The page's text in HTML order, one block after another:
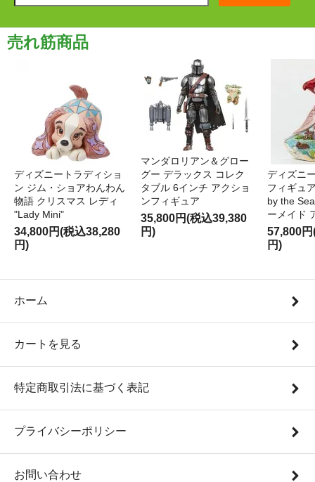
売れ筋商品
ディズニートラディショ
ン ジム・ショアわんわん
物語 クリスマス レディ
"Lady Mini"
34,800円(税込38,280
円)
マンダロリアン＆グロー
グー デラックス コレク
タブル 6インチ アクショ
ンフィギュア
35,800円(税込39,380
円)
ディズニ
フィギュ
by the
ーメイド
57,800
円)
ホーム
カートを見る
特定商取引法に基づく表記
プライバシーポリシー
お問い合わせ